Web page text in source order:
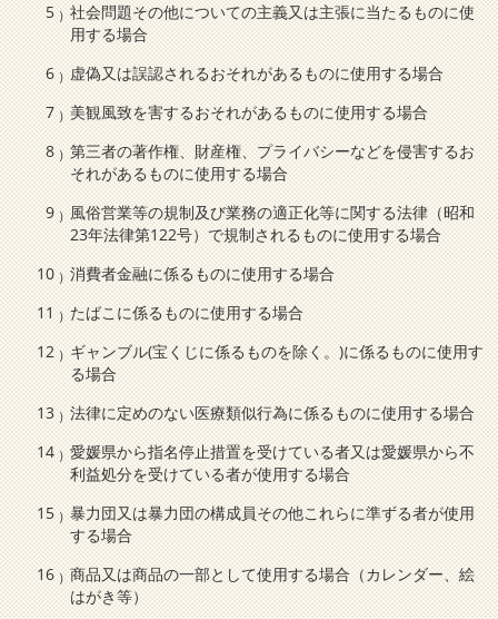
社会問題その他についての主義又は主張に当たるものに使
用する場合
虚偽又は誤認されるおそれがあるものに使用する場合
美観風致を害するおそれがあるものに使用する場合
第三者の著作権、財産権、プライバシーなどを侵害するお
それがあるものに使用する場合
風俗営業等の規制及び業務の適正化等に関する法律（昭和
23年法律第122号）で規制されるものに使用する場合
消費者金融に係るものに使用する場合
たばこに係るものに使用する場合
ギャンブル(宝くじに係るものを除く。)に係るものに使用す
る場合
法律に定めのない医療類似行為に係るものに使用する場合
愛媛県から指名停止措置を受けている者又は愛媛県から不
利益処分を受けている者が使用する場合
暴力団又は暴力団の構成員その他これらに準ずる者が使用
する場合
商品又は商品の一部として使用する場合（カレンダー、絵
はがき等）